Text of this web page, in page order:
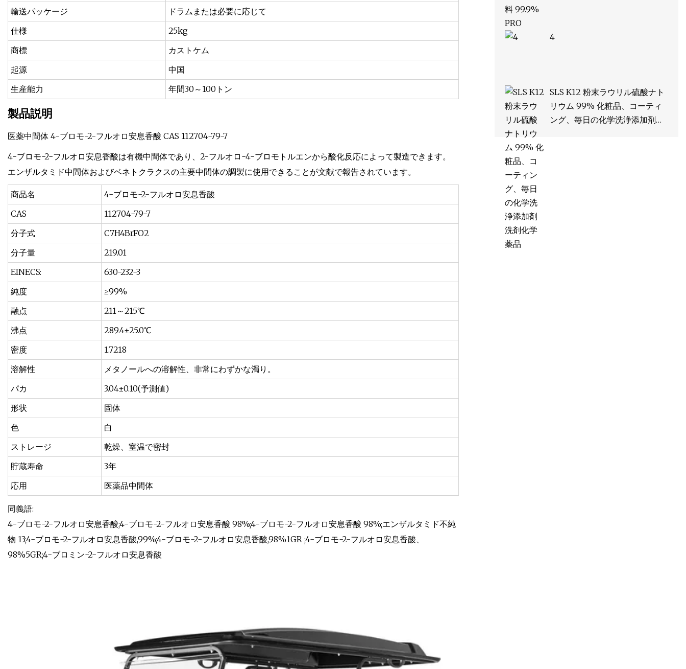
輸送パッケージ
ドラムまたは必要に応じて
仕様
25kg
商標
カストケム
起源
中国
生産能力
年間30～100トン
製品説明
医薬中間体 4-ブロモ-2-フルオロ安息香酸 CAS 112704-79-7
4-ブロモ-2-フルオロ安息香酸は有機中間体であり、2-フルオロ-4-ブロモトルエンから酸化反応によって製造できます。
エンザルタミド中間体およびベネトクラクスの主要中間体の調製に使用できることが文献で報告されています。
商品名
4-ブロモ-2-フルオロ安息香酸
CAS
112704-79-7
分子式
C7H4BrFO2
分子量
219.01
EINECS:
630-232-3
純度
≥99%
融点
211～215℃
沸点
289.4±25.0℃
密度
1.7218
溶解性
メタノールへの溶解性、非常にわずかな濁り。
パカ
3.04±0.10(予測値)
形状
固体
色
白
ストレージ
乾燥、室温で密封
貯蔵寿命
3年
応用
医薬品中間体
同義語:
4-ブロモ-2-フルオロ安息香酸;4-ブロモ-2-フルオロ安息香酸 98%;4-ブロモ-2-フルオロ安息香酸 98%;エンザルタミド不純
物 13;4-ブロモ-2-フルオロ安息香酸,99%;4-ブロモ-2-フルオロ安息香酸,98%1GR ;4-ブロモ-2-フルオロ安息香酸、
98%5GR;4-ブロミン-2-フルオロ安息香酸
4
SLS K12 粉末ラウリル硫酸ナト
リウム 99% 化粧品、コーティ
ング、毎日の化学洗浄添加剤洗